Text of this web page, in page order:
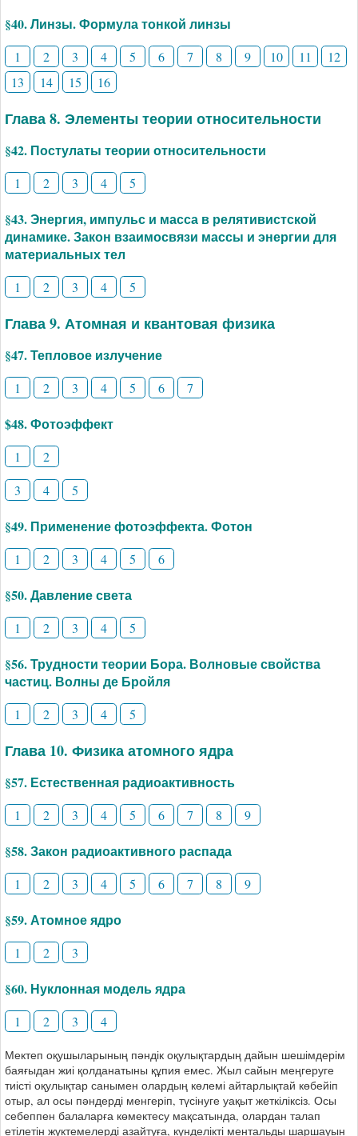
§40. Линзы. Формула тонкой линзы
1 2 3 4 5 6 7 8 9 10 11
12
13
14 15 16
Глава 8. Элементы теории относительности
§42. Постулаты теории относительности
1 2 3 4 5
§43. Энергия, импульс и масса в релятивистской
динамике. Закон взаимосвязи массы и энергии для
материальных тел
1 2 3 4 5
Глава 9. Атомная и квантовая физика
§47. Тепловое излучение
1 2 3 4 5 6 7
$48. Фотоэффект
1
2
3
4 5
§49. Применение фотоэффекта. Фотон
1 2 3 4 5 6
§50. Давление света
1 2 3 4 5
§56. Трудности теории Бора. Волновые свойства
частиц. Волны де Бройля
1 2 3 4 5
Глава 10. Физика атомного ядра
§57. Естественная радиоактивность
1 2 3 4 5 6 7 8 9
§58. Закон радиоактивного распада
1 2 3 4 5 6 7 8 9
§59. Атомное ядро
1 2 3
§60. Нуклонная модель ядра
1 2 3 4
Мектеп оқушыларының пәндік оқулықтардың дайын шешімдерім
баяғыдан жиі қолданатыны құпия емес. Жыл сайын меңгеруге
тиісті оқулықтар санымен олардың көлемі айтарлықтай көбейіп
отыр, ал осы пәндерді менгеріп, түсінуге уақыт жеткіліксіз. Осы
себеппен балаларға көмектесу мақсатында, олардан талап
етілетін жүктемелерді азайтуға, күнделікті ментальды шаршауын